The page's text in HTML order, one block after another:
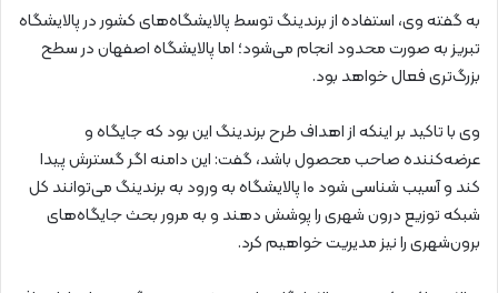
به گفته وی، استفاده از برندینگ توسط پالایشگاه‌های کشور در پالایشگاه
تبریز به صورت محدود انجام می‌شود؛ اما پالایشگاه اصفهان در سطح
بزرگ‌تری فعال خواهد بود.
وی با تاکید بر اینکه از اهداف طرح برندینگ این بود که جایگاه و
عرضه‌کننده صاحب محصول باشد، گفت: این دامنه اگر گسترش پیدا
کند و آسیب شناسی شود ۱۰ پالایشگاه به ورود به برندینگ می‌توانند کل
شبکه توزیع درون شهری را پوشش دهند و به مرور بحث جایگاه‌های
برون‌شهری را نیز مدیریت خواهیم کرد.